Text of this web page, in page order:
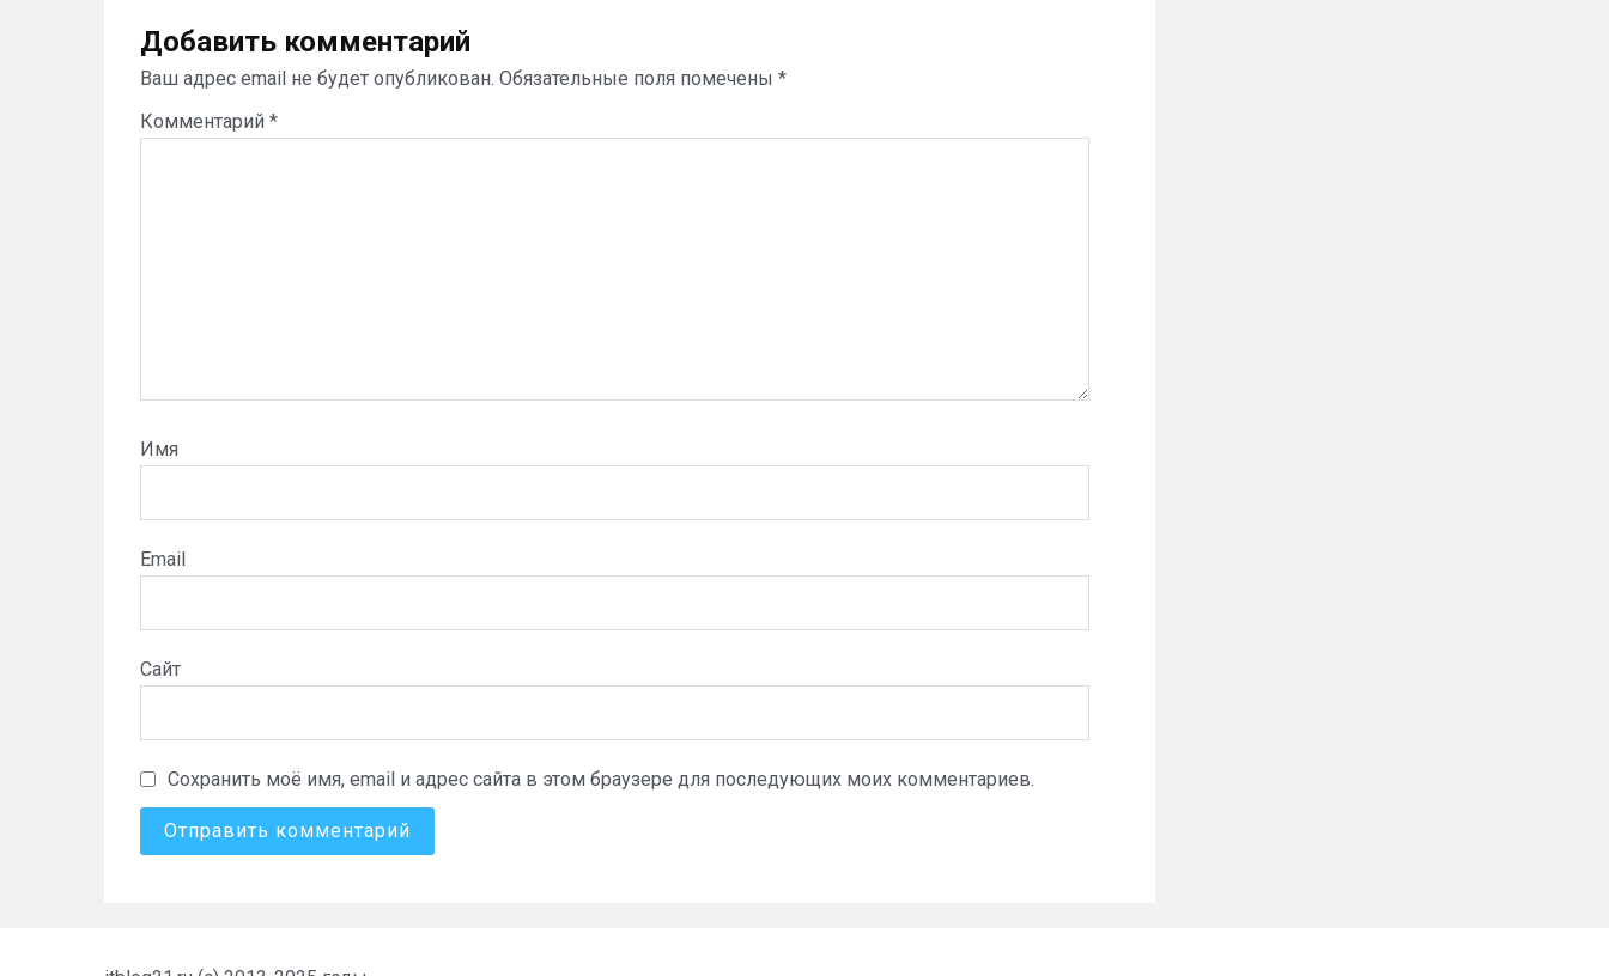
Добавить комментарий
Ваш адрес email не будет опубликован. Обязательные поля помечены *
Комментарий *
Имя
Email
Сайт
Сохранить моё имя, email и адрес сайта в этом браузере для последующих моих комментариев.